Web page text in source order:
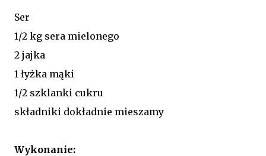
Ser
1/2 kg sera mielonego
2 jajka
1 łyżka mąki
1/2 szklanki cukru
składniki dokładnie mieszamy
Wykonanie: